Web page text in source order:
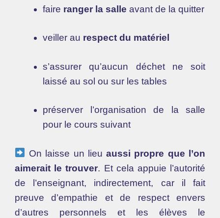
faire ranger la salle avant de la quitter
veiller au respect du matériel
s’assurer qu’aucun déchet ne soit
laissé au sol ou sur les tables
préserver l’organisation de la salle
pour le cours suivant
On laisse un lieuaussi propre que l’on
aimerait le trouver. Et cela appuie l’autorité
de l’enseignant, indirectement, car il fait
preuve d’empathie et de respect envers
d’autres personnels et les élèves le